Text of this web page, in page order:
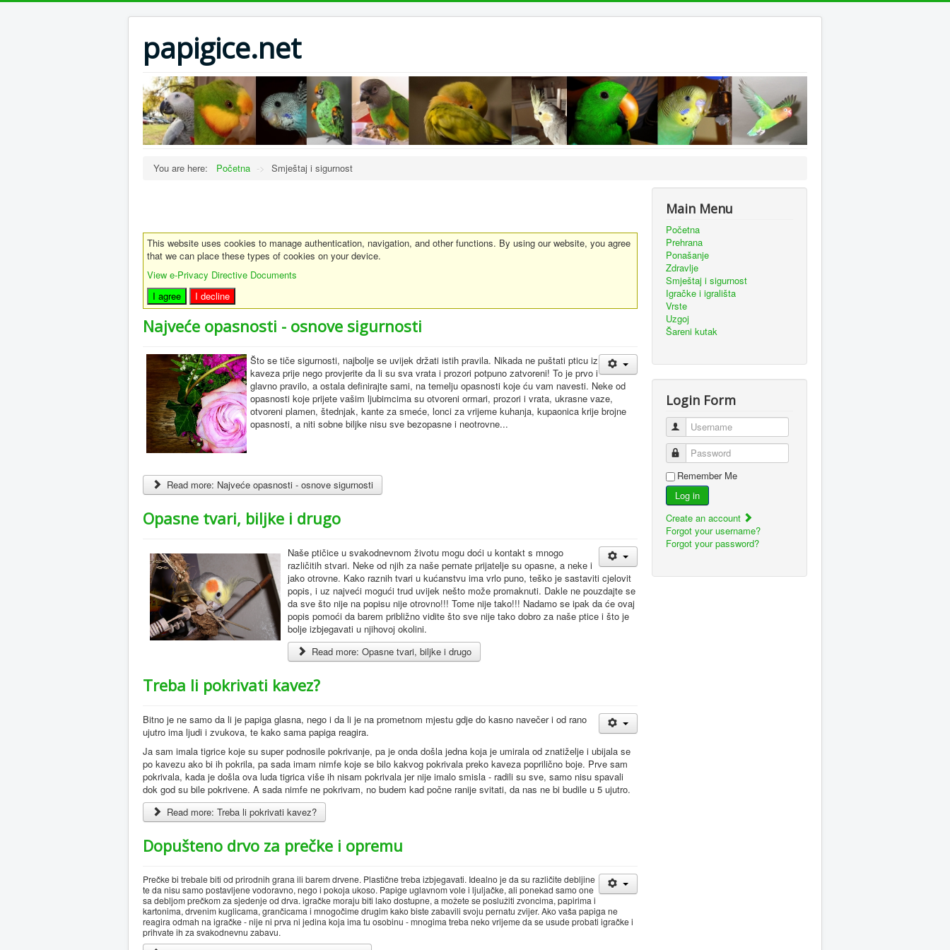
papigice.net
You are here: Početna -> Smještaj i sigurnost
This website uses cookies to manage authentication, navigation, and other functions. By using our website, you agree
that we can place these types of cookies on your device.
View e-Privacy Directive Documents
I agree
I decline
Najveće opasnosti - osnove sigurnosti
Što se tiče sigurnosti, najbolje se uvijek držati istih pravila. Nikada ne puštati pticu iz
kaveza prije nego provjerite da li su sva vrata i prozori potpuno zatvoreni! To je prvo i
glavno pravilo, a ostala definirajte sami, na temelju opasnosti koje ću vam navesti. Neke od
opasnosti koje prijete vašim ljubimcima su otvoreni ormari, prozori i vrata, ukrasne vaze,
otvoreni plamen, štednjak, kante za smeće, lonci za vrijeme kuhanja, kupaonica krije brojne
opasnosti, a niti sobne biljke nisu sve bezopasne i neotrovne...
Read more: Najveće opasnosti - osnove sigurnosti
Opasne tvari, biljke i drugo
Naše ptičice u svakodnevnom životu mogu doći u kontakt s mnogo
različitih stvari. Neke od njih za naše pernate prijatelje su opasne, a neke i
jako otrovne. Kako raznih tvari u kućanstvu ima vrlo puno, teško je sastaviti cjelovit
popis, i uz najveći mogući trud uvijek nešto može promaknuti. Dakle ne pouzdajte se
da sve što nije na popisu nije otrovno!!! Tome nije tako!!! Nadamo se ipak da će ovaj
popis pomoći da barem približno vidite što sve nije tako dobro za naše ptice i što je
bolje izbjegavati u njihovoj okolini.
Read more: Opasne tvari, biljke i drugo
Treba li pokrivati kavez?
Bitno je ne samo da li je papiga glasna, nego i da li je na prometnom mjestu gdje do kasno navečer i od rano
ujutro ima ljudi i zvukova, te kako sama papiga reagira.
Ja sam imala tigrice koje su super podnosile pokrivanje, pa je onda došla jedna koja je umirala od znatiželje i ubijala se
po kavezu ako bi ih pokrila, pa sada imam nimfe koje se bilo kakvog pokrivala preko kaveza poprilično boje. Prve sam
pokrivala, kada je došla ova luda tigrica više ih nisam pokrivala jer nije imalo smisla - radili su sve, samo nisu spavali
dok god su bile pokrivene. A sada nimfe ne pokrivam, no budem kad počne ranije svitati, da nas ne bi budile u 5 ujutro.
Read more: Treba li pokrivati kavez?
Dopušteno drvo za prečke i opremu
Prečke bi trebale biti od prirodnih grana ili barem drvene. Plastične treba izbjegavati. Idealno je da su različite debljine
te da nisu samo postavljene vodoravno, nego i pokoja ukoso. Papige uglavnom vole i ljuljačke, ali ponekad samo one
sa debljom prečkom za sjedenje od drva. igračke moraju biti lako dostupne, a možete se poslužiti zvoncima, papirima i
kartonima, drvenim kuglicama, grančicama i mnogočime drugim kako biste zabavili svoju pernatu zvijer. Ako vaša papiga ne
reagira odmah na igračke - nije ni prva ni jedina koja ima tu osobinu - mnogima treba neko vrijeme da se usude probati igračke i
prihvate ih za svakodnevnu zabavu.
Main Menu
Početna
Prehrana
Ponašanje
Zdravlje
Smještaj i sigurnost
Igračke i igrališta
Vrste
Uzgoj
Šareni kutak
Login Form
Username
Password
Remember Me
Log in
Create an account
Forgot your username?
Forgot your password?